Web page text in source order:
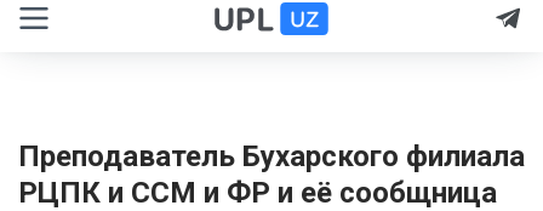
Преподаватель Бухарского филиала
РЦПК и ССМ и ФР и её сообщница